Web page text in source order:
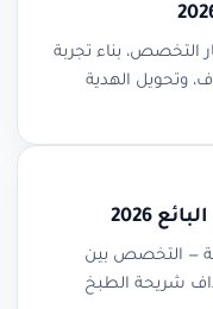
التخصص، بناء تجربة
وتحويل الهدية
2026
— التخصص بين
شريحة الطبخ